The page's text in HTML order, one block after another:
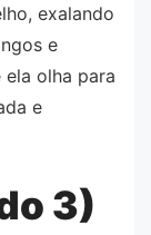
exalando
e
olha para
e
3)